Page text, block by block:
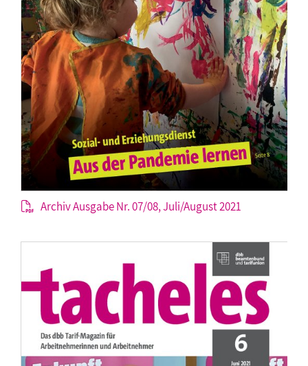
Archiv Ausgabe Nr. 07/08, Juli/August 2021